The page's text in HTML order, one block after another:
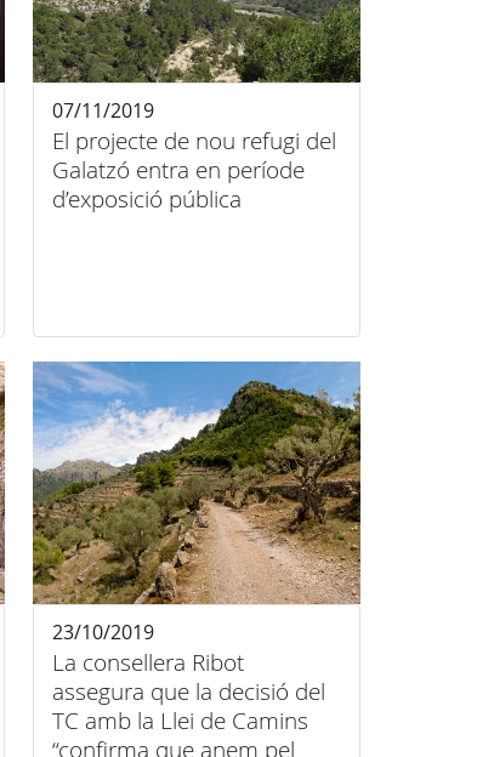
El projecte de nou refugi del
Galatzó entra en període
d’exposició pública
07/11/2019
La consellera Ribot
assegura que la decisió del
TC amb la Llei de Camins
“confirma que anem pel
23/10/2019